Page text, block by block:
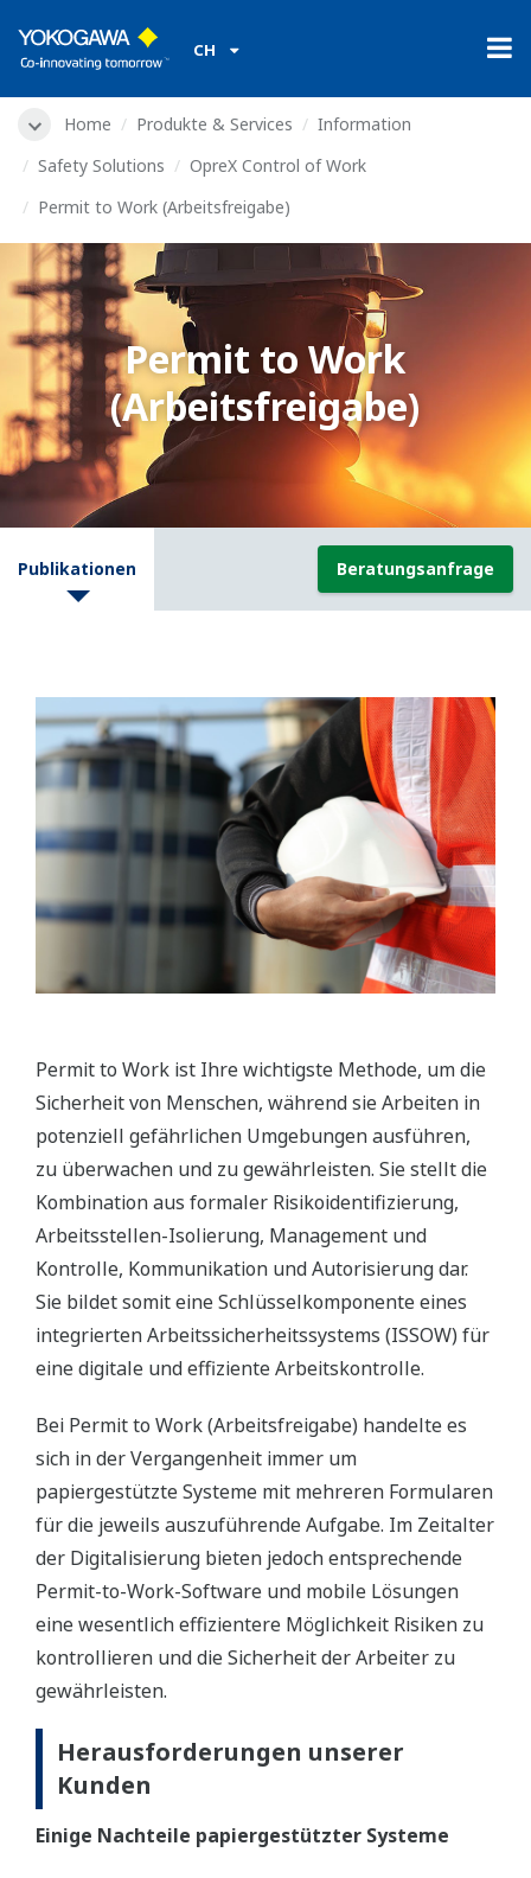
CH
Home Produkte & Services
Information
Safety Solutions
OpreX Control of Work
Permit to Work (Arbeitsfreigabe)
Permit to Work
(Arbeitsfreigabe)
Publikationen Beratungsanfrage
Permit to Work ist Ihre wichtigste Methode, um die
Sicherheit von Menschen, während sie Arbeiten in
potenziell gefährlichen Umgebungen ausführen,
zu überwachen und zu gewährleisten. Sie stellt die
Kombination aus formaler Risikoidentifizierung,
Arbeitsstellen-Isolierung, Management und
Kontrolle, Kommunikation und Autorisierung dar.
Sie bildet somit eine Schlüsselkomponente eines
integrierten Arbeitssicherheitssystems (ISSOW) für
eine digitale und effiziente Arbeitskontrolle.
Bei Permit to Work (Arbeitsfreigabe) handelte es
sich in der Vergangenheit immer um
papiergestützte Systeme mit mehreren Formularen
für die jeweils auszuführende Aufgabe. Im Zeitalter
der Digitalisierung bieten jedoch entsprechende
Permit-to-Work-Software und mobile Lösungen
eine wesentlich effizientere Möglichkeit Risiken zu
kontrollieren und die Sicherheit der Arbeiter zu
gewährleisten.
Herausforderungen unserer
Kunden
Einige Nachteile papiergestützter Systeme